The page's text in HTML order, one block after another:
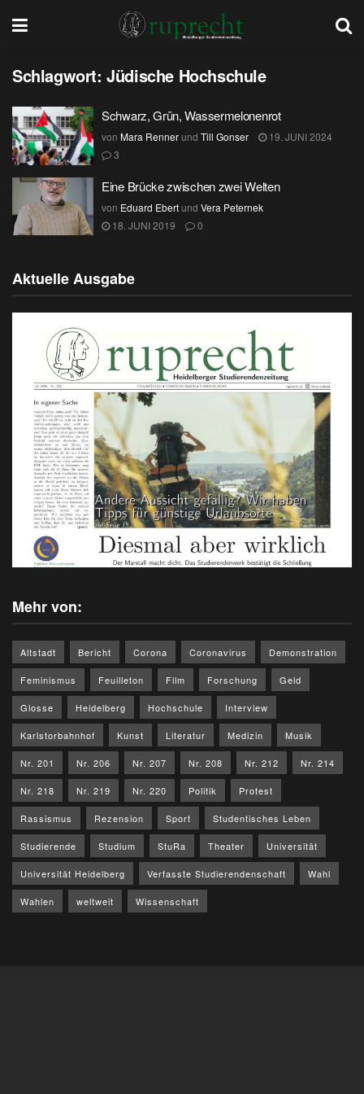
Schlagwort:Jüdische Hochschule
Schwarz, Grün, Wassermelonenrot
von Mara Rennerund Till Gonser
19. JUNI 2024
3
Eine Brücke zwischen zwei Welten
von Eduard Ebertund Vera Peternek
18. JUNI 2019
0
Aktuelle Ausgabe
Mehr von:
Altstadt Bericht Corona Coronavirus Demonstration
Feminismus Feuilleton Film Forschung Geld
Glosse Heidelberg Hochschule Interview
Karlstorbahnhof Kunst Literatur Medizin Musik
Nr. 201 Nr. 206 Nr. 207 Nr. 208 Nr. 212 Nr. 214
Nr. 218 Nr. 219 Nr. 220 Politik Protest
Rassismus Rezension Sport Studentisches Leben
Studierende Studium StuRa Theater Universität
Universität Heidelberg Verfasste Studierendenschaft Wahl
Wahlen weltweit Wissenschaft